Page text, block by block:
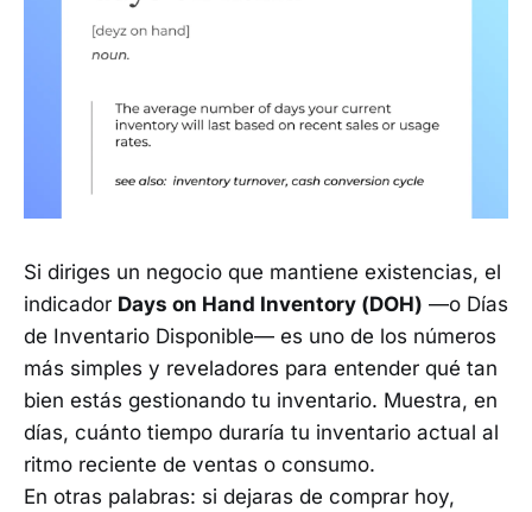
Si diriges un negocio que mantiene existencias, el
indicador Days on Hand Inventory (DOH) —o Días
de Inventario Disponible— es uno de los números
más simples y reveladores para entender qué tan
bien estás gestionando tu inventario. Muestra, en
días, cuánto tiempo duraría tu inventario actual al
ritmo reciente de ventas o consumo.
En otras palabras: si dejaras de comprar hoy,